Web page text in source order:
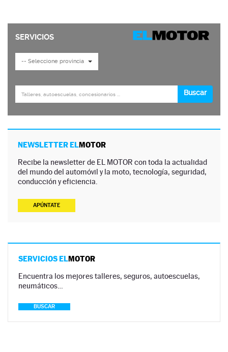
NEWSLETTER ELMOTOR
Recibe la newsletter de EL MOTOR con toda la actualidad
del mundo del automóvil y la moto, tecnología, seguridad,
conducción y eficiencia.
APÚNTATE
SERVICIOS ELMOTOR
Encuentra los mejores talleres, seguros, autoescuelas,
neumáticos…
BUSCAR